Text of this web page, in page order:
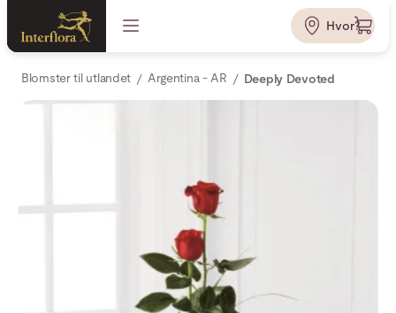
Hvor?
Blomster til utlandet Argentina - AR Deeply Devoted